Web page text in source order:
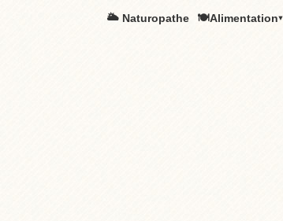
🌥️ Naturopathe 🍽Alimentation▾